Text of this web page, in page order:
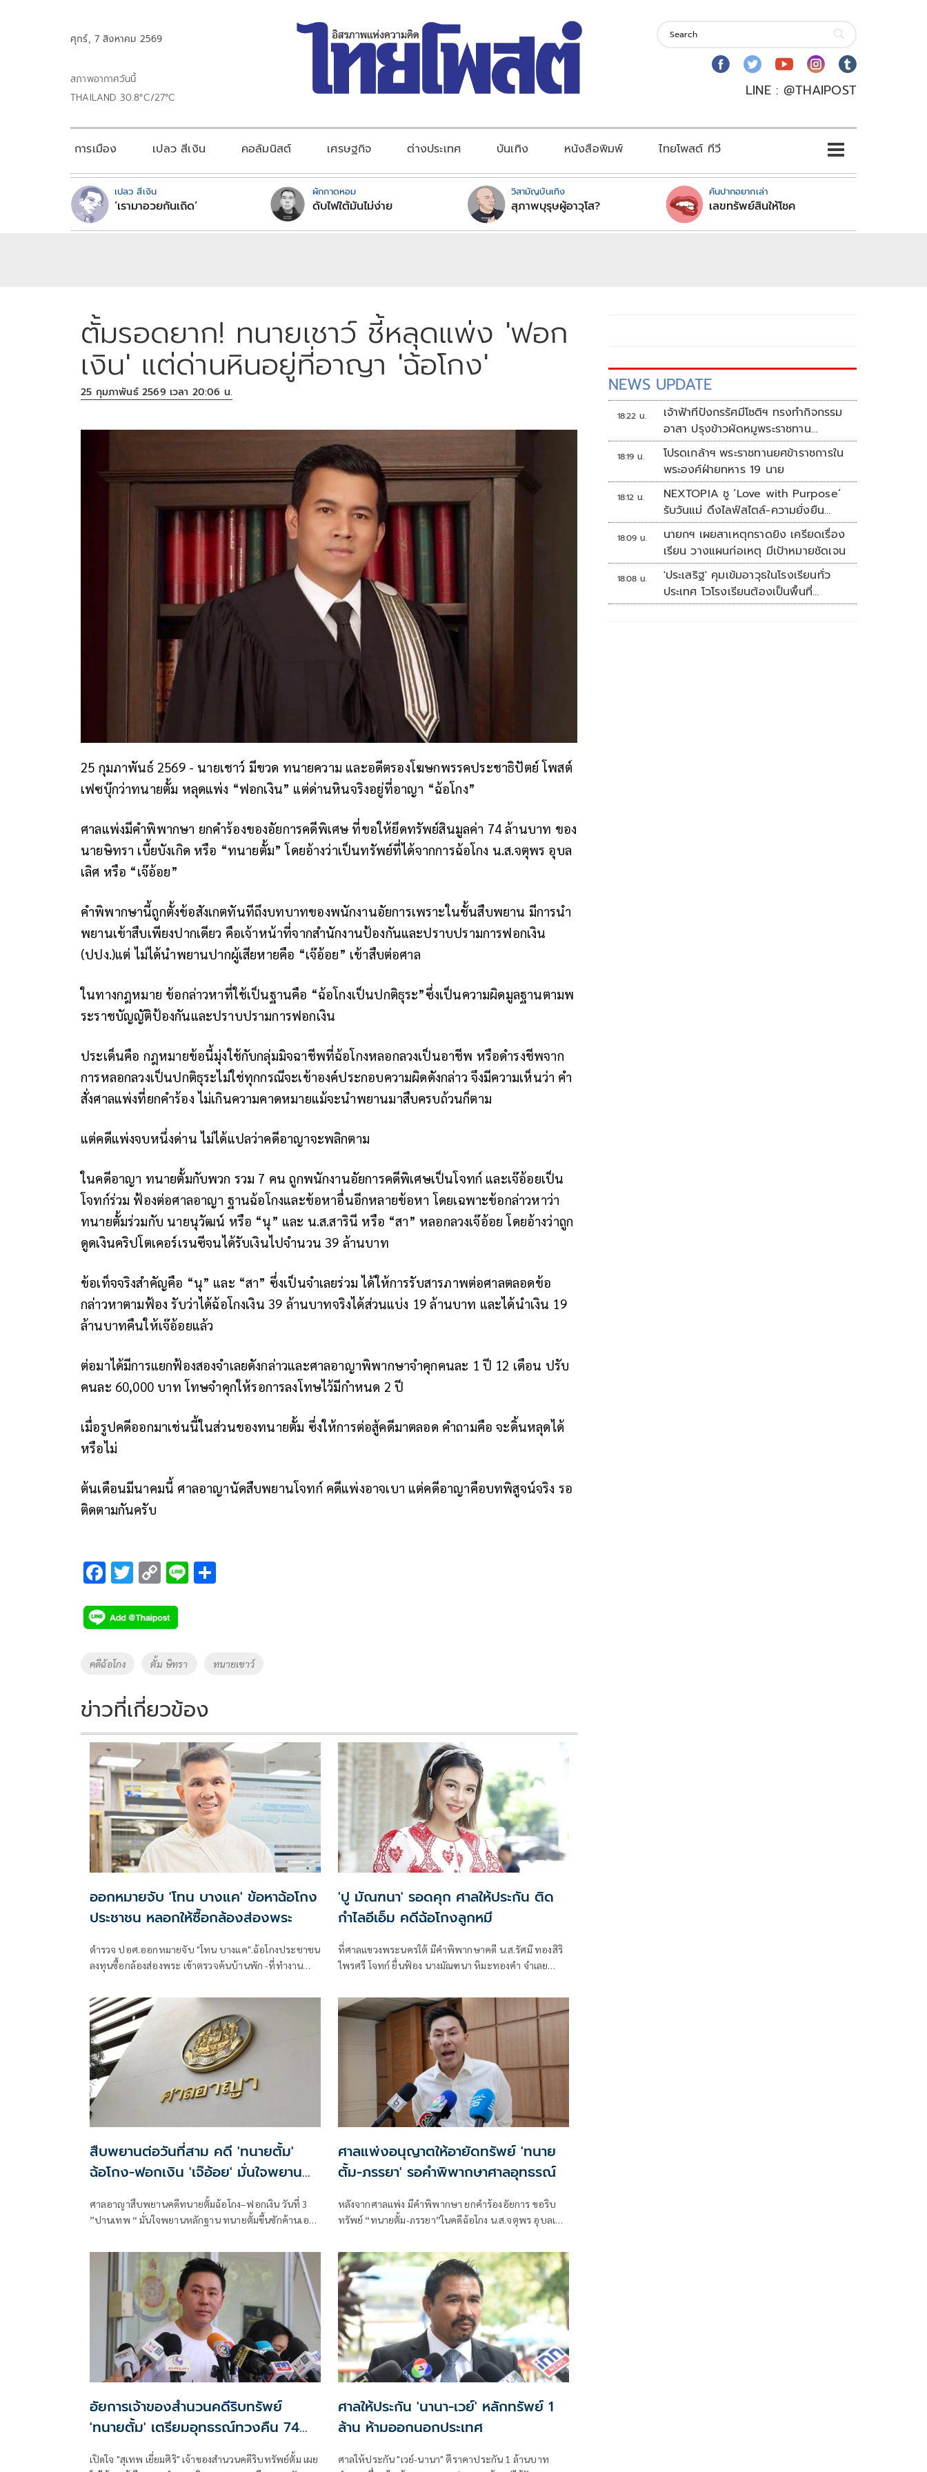
ศุกร์, 7 สิงหาคม 2569
สภาพอากาศวันนี้
THAILAND 30.8°C/27°C
LINE : @THAIPOST
การเมือง เปลว สีเงิน คอลัมนิสต์ เศรษฐกิจ ต่างประเทศ บันเทิง หนังสือพิมพ์ ไทยโพสต์ ทีวี
เปลว สีเงิน
‘เรามาอวยกันเถิด’
ผักกาดหอม
ดับไฟใต้มันไม่ง่าย
วิสามัญบันเทิง
สุภาพบุรุษผู้อาวุโส?
คันปากอยากเล่า
เลขทรัพย์สินให้โชค
ตั้มรอดยาก! ทนายเชาว์ ชี้หลุดแพ่ง 'ฟอก
เงิน' แต่ด่านหินอยู่ที่อาญา 'ฉ้อโกง'
25 กุมภาพันธ์ 2569 เวลา 20:06 น.
25 กุมภาพันธ์ 2569 - นายเชาว์ มีขวด ทนายความ และอดีตรองโฆษกพรรคประชาธิปัตย์ โพสต์
เฟซบุ๊กว่าทนายตั้ม หลุดแพ่ง “ฟอกเงิน” แต่ด่านหินจริงอยู่ที่อาญา “ฉ้อโกง”
ศาลแพ่งมีคำพิพากษา ยกคำร้องของอัยการคดีพิเศษ ที่ขอให้ยึดทรัพย์สินมูลค่า 74 ล้านบาท ของ
นายษิทรา เบี้ยบังเกิด หรือ “ทนายตั้ม” โดยอ้างว่าเป็นทรัพย์ที่ได้จากการฉ้อโกง น.ส.จตุพร อุบล
เลิศ หรือ “เจ๊อ้อย”
คำพิพากษานี้ถูกตั้งข้อสังเกตทันทีถึงบทบาทของพนักงานอัยการเพราะในชั้นสืบพยาน มีการนำ
พยานเข้าสืบเพียงปากเดียว คือเจ้าหน้าที่จากสำนักงานป้องกันและปราบปรามการฟอกเงิน
(ปปง.)แต่ ไม่ได้นำพยานปากผู้เสียหายคือ “เจ๊อ้อย” เข้าสืบต่อศาล
ในทางกฎหมาย ข้อกล่าวหาที่ใช้เป็นฐานคือ “ฉ้อโกงเป็นปกติธุระ”ซึ่งเป็นความผิดมูลฐานตามพ
ระราชบัญญัติป้องกันและปราบปรามการฟอกเงิน
ประเด็นคือ กฎหมายข้อนี้มุ่งใช้กับกลุ่มมิจฉาชีพที่ฉ้อโกงหลอกลวงเป็นอาชีพ หรือดำรงชีพจาก
การหลอกลวงเป็นปกติธุระไม่ใช่ทุกกรณีจะเข้าองค์ประกอบความผิดดังกล่าว จึงมีความเห็นว่า คำ
สั่งศาลแพ่งที่ยกคำร้อง ไม่เกินความคาดหมายแม้จะนำพยานมาสืบครบถ้วนก็ตาม
แต่คดีแพ่งจบหนึ่งด่าน ไม่ได้แปลว่าคดีอาญาจะพลิกตาม
ในคดีอาญา ทนายตั้มกับพวก รวม 7 คน ถูกพนักงานอัยการคดีพิเศษเป็นโจทก์ และเจ๊อ้อยเป็น
โจทก์ร่วม ฟ้องต่อศาลอาญา ฐานฉ้อโกงและข้อหาอื่นอีกหลายข้อหา โดยเฉพาะข้อกล่าวหาว่า
ทนายตั้มร่วมกับ นายนุวัฒน์ หรือ “นุ” และ น.ส.สารินี หรือ “สา” หลอกลวงเจ๊อ้อย โดยอ้างว่าถูก
ดูดเงินคริปโตเคอร์เรนซีจนได้รับเงินไปจำนวน 39 ล้านบาท
ข้อเท็จจริงสำคัญคือ “นุ” และ “สา” ซึ่งเป็นจำเลยร่วม ได้ให้การรับสารภาพต่อศาลตลอดข้อ
กล่าวหาตามฟ้อง รับว่าได้ฉ้อโกงเงิน 39 ล้านบาทจริงได้ส่วนแบ่ง 19 ล้านบาท และได้นำเงิน 19
ล้านบาทคืนให้เจ๊อ้อยแล้ว
ต่อมาได้มีการแยกฟ้องสองจำเลยดังกล่าวและศาลอาญาพิพากษาจำคุกคนละ 1 ปี 12 เดือน ปรับ
คนละ 60,000 บาทโทษจำคุกให้รอการลงโทษไว้มีกำหนด 2 ปี
เมื่อรูปคดีออกมาเช่นนี้ในส่วนของทนายตั้ม ซึ่งให้การต่อสู้คดีมาตลอด คำถามคือ จะดิ้นหลุดได้
หรือไม่
ต้นเดือนมีนาคมนี้ ศาลอาญานัดสืบพยานโจทก์ คดีแพ่งอาจเบา แต่คดีอาญาคือบทพิสูจน์จริง รอ
ติดตามกันครับ
F
e
b
o
k
T
tt
er
C
p
y
Li
k
Li
Tags
คดีฉ้อโกง ตั้ม ษิทรา ทนายเชาว์
ข่าวที่เกี่ยวข้อง
ออกหมายจับ 'โทน บางแค' ข้อหาฉ้อโกง
ประชาชน หลอกให้ซื้อกล้องส่องพระ
ตำรวจ ปอศ.ออกหมายจับ "โทน บางแค".ฉ้อโกงประชาชน
ลงทุนซื้อกล้องส่องพระ เข้าตรวจค้นบ้านพัก -ที่ทำงาน
'ปู มัณฑนา' รอดคุก ศาลให้ประกัน ติด
กำไลอีเอ็ม คดีฉ้อโกงลูกหมี
ที่ศาลแขวงพระนครใต้ มีคำพิพากษาคดี น.ส.รัศมี ทองสิริ
ไพรศรี โจทก์ ยื่นฟ้อง นางมัณฑนา หิมะทองคำ จำเลย
341, พระราชบัญญัติว่าด้วยความผิดอันเกิดจากการใช้เช็ค
พ.ศ. 2534 มาตรา 4
สืบพยานต่อวันที่สาม คดี 'ทนายตั้ม'
ฉ้อโกง-ฟอกเงิน 'เจ๊อ้อย' มั่นใจพยาน
หลักฐาน
ศาลอาญาสืบพยานคดีทนายตั้มฉ้อโกง–ฟอกเงิน วันที่ 3
”ปานเทพ “ มั่นใจพยานหลักฐาน ทนายตั้มขึ้นซักค้านเอง
ศาลแพ่งอนุญาตให้อายัดทรัพย์ 'ทนาย
ตั้ม-ภรรยา' รอคำพิพากษาศาลอุทธรณ์
หลังจากศาลแพ่ง มีคำพิพากษา ยกคำร้องอัยการ ขอริบ
ทรัพย์ “ทนายตั้ม-ภรรยา”ในคดีฉ้อโกง น.ส.จตุพร อุบลเลิศ
ล้าน
อัยการเจ้าของสำนวนคดีริบทรัพย์
'ทนายตั้ม' เตรียมอุทธรณ์ทวงคืน 74
เปิดใจ "สุเทพ เยี่ยมศิริ" เจ้าของสำนวนคดีริบทรัพย์ตั้ม เผย
ศาลให้ประกัน 'นานา-เวย์' หลักทรัพย์ 1
ล้าน ห้ามออกนอกประเทศ
ศาลให้ประกัน "เวย์-นานา" ตีราคาประกัน 1 ล้านบาท
NEWS UPDATE
18:22 น.
เจ้าฟ้าทีปังกรรัศมีโชติฯ ทรงทำกิจกรรม
อาสา ปรุงข้าวผัดหมูพระราชทาน
ประชาชน
18:19 น.
โปรดเกล้าฯ พระราชทานยศข้าราชการใน
พระองค์ฝ่ายทหาร 19 นาย
18:12 น.
NEXTOPIA ชู ‘Love with Purpose’
รับวันแม่ ดึงไลฟ์สไตล์-ความยั่งยืน
สร้างประสบการณ์ช้อปปิงมีความหมาย
18:09 น.
นายกฯ เผยสาเหตุกราดยิง เครียดเรื่อง
เรียน วางแผนก่อเหตุ มีเป้าหมายชัดเจน
18:08 น.
'ประเสริฐ' คุมเข้มอาวุธในโรงเรียนทั่ว
ประเทศ โวโรงเรียนต้องเป็นพื้นที่
ปลอดภัย